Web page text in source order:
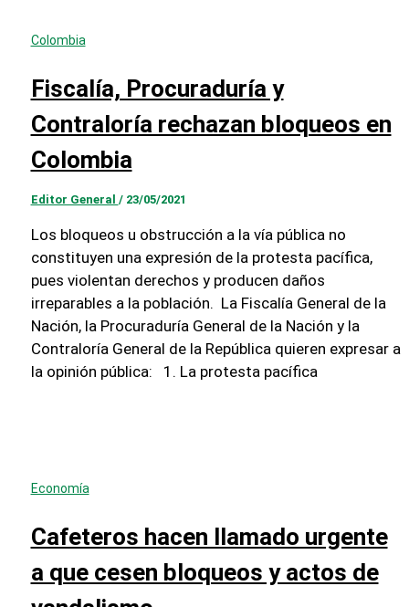
Colombia
Fiscalía, Procuraduría y
Contraloría rechazan bloqueos en
Colombia
Editor General / 23/05/2021
Los bloqueos u obstrucción a la vía pública no
constituyen una expresión de la protesta pacífica,
pues violentan derechos y producen daños
irreparables a la población. La Fiscalía General de la
Nación, la Procuraduría General de la Nación y la
Contraloría General de la República quieren expresar a
la opinión pública: 1. La protesta pacífica
Economía
Cafeteros hacen llamado urgente
a que cesen bloqueos y actos de